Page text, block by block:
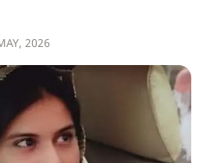
2026